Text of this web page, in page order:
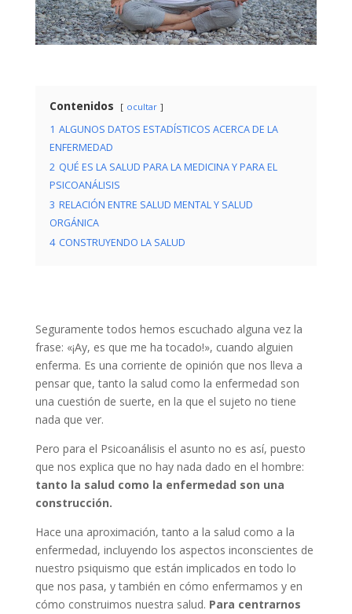
Contenidos ocultar
1 ALGUNOS DATOS ESTADÍSTICOS ACERCA DE LA
ENFERMEDAD
2 QUÉ ES LA SALUD PARA LA MEDICINA Y PARA EL
PSICOANÁLISIS
3 RELACIÓN ENTRE SALUD MENTAL Y SALUD
ORGÁNICA
4 CONSTRUYENDO LA SALUD
Seguramente todos hemos escuchado alguna vez la
frase: «¡Ay, es que me ha tocado!», cuando alguien
enferma. Es una corriente de opinión que nos lleva a
pensar que, tanto la salud como la enfermedad son
una cuestión de suerte, en la que el sujeto no tiene
nada que ver.
Pero para el Psicoanálisis el asunto no es así, puesto
que nos explica que no hay nada dado en el hombre:
tanto la salud como la enfermedad son una
construcción.
Hace una aproximación, tanto a la salud como a la
enfermedad, incluyendo los aspectos inconscientes de
nuestro psiquismo que están implicados en todo lo
que nos pasa, y también en cómo enfermamos y en
cómo construimos nuestra salud. Para centrarnos